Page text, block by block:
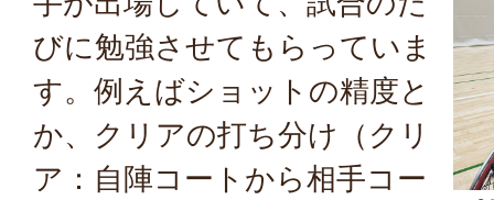
びに勉強させてもらっていま
す。例えばショットの精度と
か、クリアの打ち分け（クリ
ア：自陣コートから相手コー